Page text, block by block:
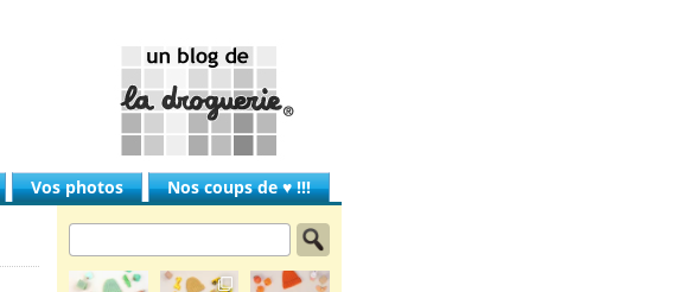
Vos photos Nos coups de ♥ !!!